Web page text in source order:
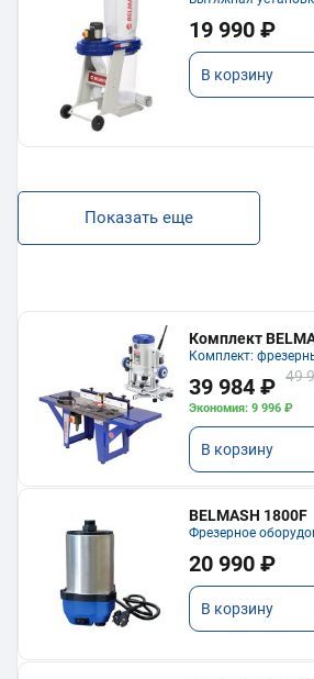
19 990 ₽
В корзину
Показать еще
Комплект
Комплект:
39 984 ₽ 49
Экономия: 9 996 ₽
В корзину
BELMASH 1800F
Фрезерное
20 990 ₽
В корзину